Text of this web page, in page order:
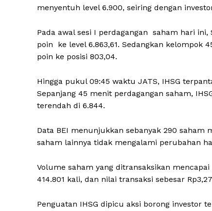
menyentuh level 6.900, seiring dengan
Pada awal sesi I perdagangan saham hari
poin ke level 6.863,61. Sedangkan kelompok
poin ke posisi 803,04.
Hingga pukul 09:45 waktu JATS, IHSG
Sepanjang 45 menit perdagangan saham,
terendah di 6.844.
Data BEI menunjukkan sebanyak 290 saham
saham lainnya tidak mengalami perubahan
Volume saham yang ditransaksikan
414.801 kali, dan nilai transaksi sebesar
Penguatan IHSG dipicu aksi borong investor